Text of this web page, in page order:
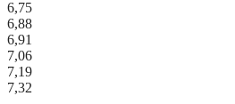
6,75
6,88
6,91
7,06
7,19
7,32